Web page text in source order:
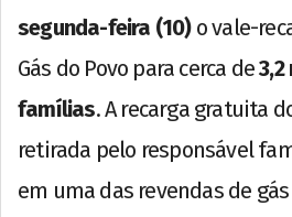
segunda-feira (10)o vale-
Gás do Povo para cerca de
famílias. A recarga gratuita
retirada pelo responsável
em uma das revendas de